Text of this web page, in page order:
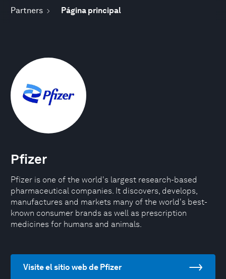
Partners Página principal
Pfizer
Pfizer is one of the world's largest research-based
pharmaceutical companies. It discovers, develops,
manufactures and markets many of the world's best-
known consumer brands as well as prescription
medicines for humans and animals.
Visite el sitio web de Pfizer